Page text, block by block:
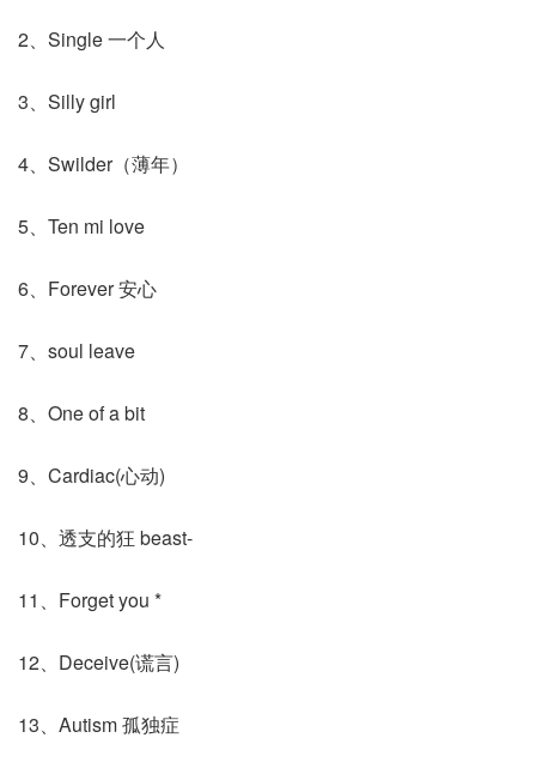
2、Single 一个人
3、Silly girl
4、Swilder（薄年）
5、Ten mi love
6、Forever 安心
7、soul leave
8、One of a bit
9、Cardiac(心动)
10、透支的狂 beast-
11、Forget you *
12、Deceive(谎言)
13、Autism 孤独症